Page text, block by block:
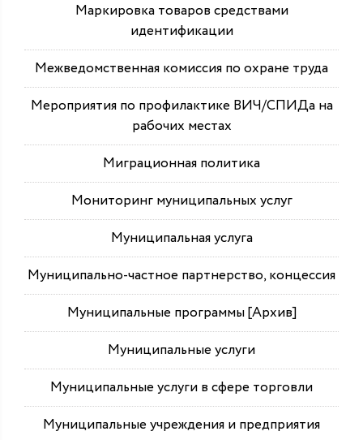
Маркировка товаров средствами
идентификации
Межведомственная комиссия по охране труда
Мероприятия по профилактике ВИЧ/СПИДа на
рабочих местах
Миграционная политика
Мониторинг муниципальных услуг
Муниципальная услуга
Муниципально-частное партнерство, концессия
Муниципальные программы [Архив]
Муниципальные услуги
Муниципальные услуги в сфере торговли
Муниципальные учреждения и предприятия